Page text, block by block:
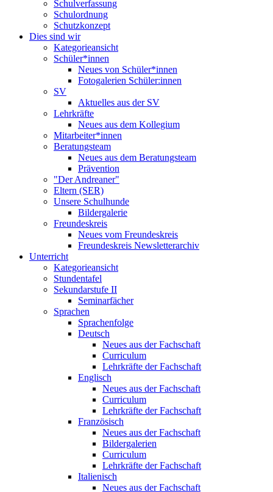
Schulverfassung
Schulordnung
Schutzkonzept
Dies sind wir
Kategorieansicht
Schüler*innen
Neues von Schüler*innen
Fotogalerien Schüler:innen
SV
Aktuelles aus der SV
Lehrkräfte
Neues aus dem Kollegium
Mitarbeiter*innen
Beratungsteam
Neues aus dem Beratungsteam
Prävention
"Der Andreaner"
Eltern (SER)
Unsere Schulhunde
Bildergalerie
Freundeskreis
Neues vom Freundeskreis
Freundeskreis Newsletterarchiv
Unterricht
Kategorieansicht
Stundentafel
Sekundarstufe II
Seminarfächer
Sprachen
Sprachenfolge
Deutsch
Neues aus der Fachschaft
Curriculum
Lehrkräfte der Fachschaft
Englisch
Neues aus der Fachschaft
Curriculum
Lehrkräfte der Fachschaft
Französisch
Neues aus der Fachschaft
Bildergalerien
Curriculum
Lehrkräfte der Fachschaft
Italienisch
Neues aus der Fachschaft